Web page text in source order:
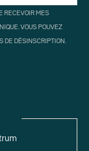
RECEVOIR MES
VOUS POUVEZ
DE DÉSINSCRIPTION.